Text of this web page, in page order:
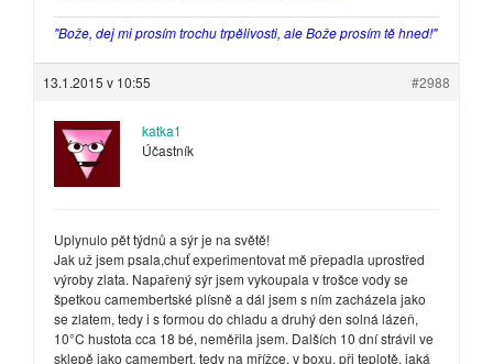
"Bože, dej mi prosím trochu trpělivosti, ale Bože prosím tě hned!"
13.1.2015 v 10:55 #2988
katka1
Účastník
Uplynulo pět týdnů a sýr je na světě!
Jak už jsem psala,chuť experimentovat mě přepadla uprostřed
výroby zlata. Napařený sýr jsem vykoupala v trošce vody se
špetkou camembertské plísně a dál jsem s ním zacházela jako
se zlatem, tedy i s formou do chladu a druhý den solná lázeň,
10°C hustota cca 18 bé, neměřila jsem. Dalších 10 dní strávil ve
sklepě jako camembert, tedy na mřížce, v boxu, při teplotě, jaká